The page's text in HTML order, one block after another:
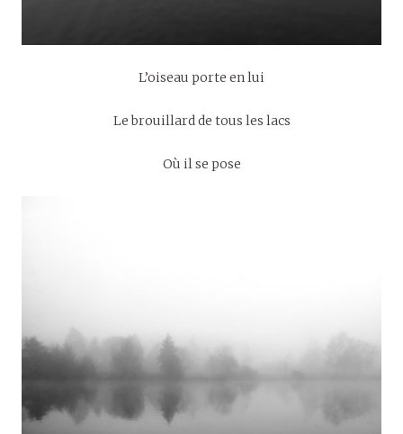
L’oiseau porte en lui
Le brouillard de tous les lacs
Où il se pose